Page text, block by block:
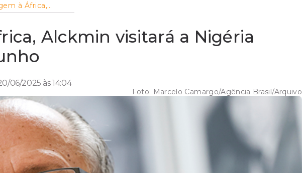
à África,
a Nigéria
de junho
Alckmin visitará a Nigéria
06/2025 às 14:04
Foto: Marcelo Camargo/Agência Brasil/Arquivo